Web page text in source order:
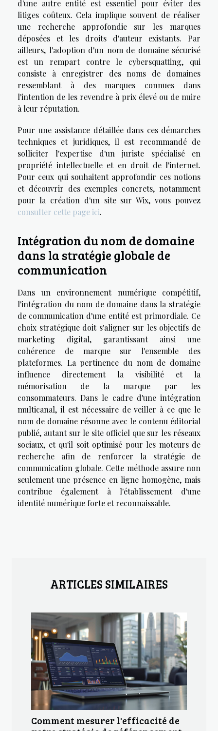
d'une autre entité est essentiel pour éviter des
litiges coûteux. Cela implique souvent de réaliser
une recherche approfondie sur les marques
déposées et les droits d'auteur existants. Par
ailleurs, l'adoption d'un nom de domaine sécurisé
est un rempart contre le cybersquatting, qui
consiste à enregistrer des noms de domaines
ressemblant à des marques connues dans
l'intention de les revendre à prix élevé ou de nuire
à leur réputation.
Pour une assistance détaillée dans ces démarches
techniques et juridiques, il est recommandé de
solliciter l'expertise d'un juriste spécialisé en
propriété intellectuelle et en droit de l'internet.
Pour ceux qui souhaitent approfondir ces notions
et découvrir des exemples concrets, notamment
pour la création d'un site sur Wix, vous pouvez
consulter cette page ici.
Intégration du nom de domaine
dans la stratégie globale de
communication
Dans un environnement numérique compétitif,
l'intégration du nom de domaine dans la stratégie
de communication d'une entité est primordiale. Ce
choix stratégique doit s'aligner sur les objectifs de
marketing digital, garantissant ainsi une
cohérence de marque sur l'ensemble des
plateformes. La pertinence du nom de domaine
influence directement la visibilité et la
mémorisation de la marque par les
consommateurs. Dans le cadre d'une intégration
multicanal, il est nécessaire de veiller à ce que le
nom de domaine résonne avec le contenu éditorial
publié, autant sur le site officiel que sur les réseaux
sociaux, et qu'il soit optimisé pour les moteurs de
recherche afin de renforcer la stratégie de
communication globale. Cette méthode assure non
seulement une présence en ligne homogène, mais
contribue également à l'établissement d'une
identité numérique forte et reconnaissable.
ARTICLES SIMILAIRES
Comment mesurer l'efficacité de